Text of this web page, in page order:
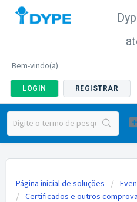
Bem-vindo(a)
LOGIN REGISTRAR
Página inicial de soluções
Certificados e outros